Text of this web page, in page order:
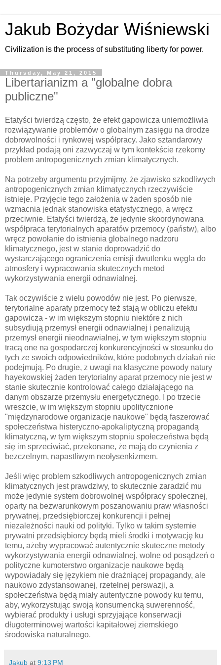
Jakub Bożydar Wiśniewski
Civilization is the process of substituting liberty for power.
Thursday, May 21, 2015
Libertarianizm a "globalne dobra
publiczne"
Etatyści twierdzą często, że efekt gapowicza uniemożliwia
rozwiązywanie problemów o globalnym zasięgu na drodze
dobrowolności i rynkowej współpracy. Jako sztandarowy
przykład podają oni zazwyczaj w tym kontekście rzekomy
problem antropogenicznych zmian klimatycznych.
Na potrzeby argumentu przyjmijmy, że zjawisko szkodliwych
antropogenicznych zmian klimatycznych rzeczywiście
istnieje. Przyjęcie tego założenia w żaden sposób nie
wzmacnia jednak stanowiska etatystycznego, a wręcz
przeciwnie. Etatyści twierdzą, że jedynie skoordynowana
współpraca terytorialnych aparatów przemocy (państw), albo
wręcz powołanie do istnienia globalnego nadzoru
klimatycznego, jest w stanie doprowadzić do
wystarczającego ograniczenia emisji dwutlenku węgla do
atmosfery i wypracowania skutecznych metod
wykorzystywania energii odnawialnej.
Tak oczywiście z wielu powodów nie jest. Po pierwsze,
terytorialne aparaty przemocy też stają w obliczu efektu
gapowicza - w im większym stopniu niektóre z nich
subsydiują przemysł energii odnawialnej i penalizują
przemysł energii nieodnawialnej, w tym większym stopniu
tracą one na gospodarczej konkurencyjności w stosunku do
tych ze swoich odpowiedników, które podobnych działań nie
podejmują. Po drugie, z uwagi na klasyczne powody natury
hayekowskiej żaden terytorialny aparat przemocy nie jest w
stanie skutecznie kontrolować całego działającego na
danym obszarze przemysłu energetycznego. I po trzecie
wreszcie, w im większym stopniu upolitycznione
"międzynarodowe organizacje naukowe" będą faszerować
społeczeństwa histeryczno-apokaliptyczną propagandą
klimatyczną, w tym większym stopniu społeczeństwa będą
się im sprzeciwiać, przekonane, że mają do czynienia z
bezczelnym, napastliwym neołysenkizmem.
Jeśli więc problem szkodliwych antropogenicznych zmian
klimatycznych jest prawdziwy, to skutecznie zaradzić mu
może jedynie system dobrowolnej współpracy społecznej,
oparty na bezwarunkowym poszanowaniu praw własności
prywatnej, przedsiębiorczej konkurencji i pełnej
niezależności nauki od polityki. Tylko w takim systemie
prywatni przedsiębiorcy będą mieli środki i motywację ku
temu, ażeby wypracować autentycznie skuteczne metody
wykorzystywania energii odnawialnej, wolne od posądzeń o
polityczne kumoterstwo organizacje naukowe będą
wypowiadały się językiem nie drażniącej propagandy, ale
naukowo zdystansowanej, rzetelnej perswazji, a
społeczeństwa będą miały autentyczne powody ku temu,
aby, wykorzystując swoją konsumencką suwerenność,
wybierać produkty i usługi sprzyjające konserwacji
długoterminowej wartości kapitałowej ziemskiego
środowiska naturalnego.
Jakub at 9:13 PM